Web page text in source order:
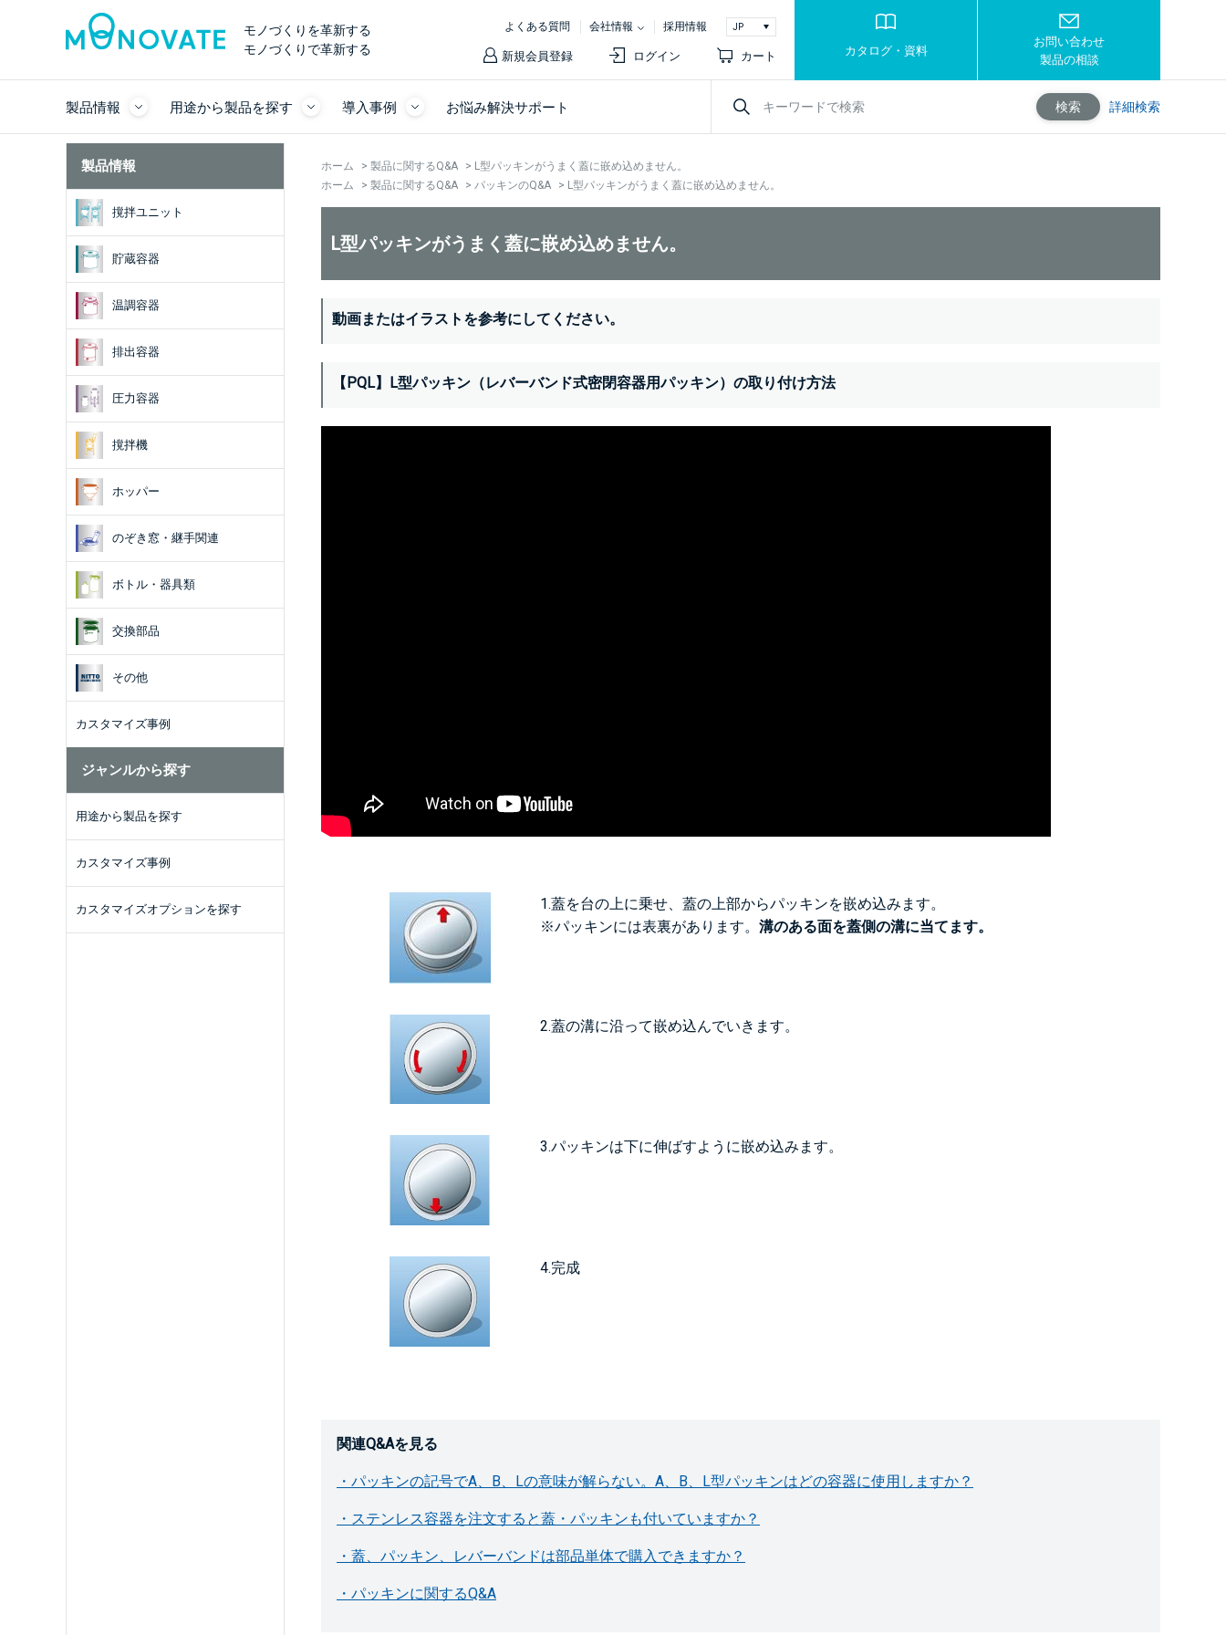
モノづくりを革新する
モノづくりで革新する
よくある質問 会社情報 採用情報
新規会員登録 ログイン カート カタログ・資料
お問い合わせ
製品の相談
製品情報 用途から製品を探す 導入事例 お悩み解決サポート 検索 詳細検索
製品情報
撹拌ユニット
貯蔵容器
温調容器
排出容器
圧力容器
撹拌機
ホッパー
のぞき窓・継手関連
ボトル・器具類
交換部品
その他
カスタマイズ事例
ジャンルから探す
用途から製品を探す
カスタマイズ事例
カスタマイズオプションを探す
ホーム > 製品に関するQ&A > L型パッキンがうまく蓋に嵌め込めません。
ホーム
> 製品に関するQ&A > パッキンのQ&A > L型パッキンがうまく蓋に嵌め込めません。
L型パッキンがうまく蓋に嵌め込めません。
動画またはイラストを参考にしてください。
【PQL】L型パッキン（レバーバンド式密閉容器用パッキン）の取り付け方法
1.蓋を台の上に乗せ、蓋の上部からパッキンを嵌め込みます。
※パッキンには表裏があります。 溝のある面を蓋側の溝に当てます。
2.蓋の溝に沿って嵌め込んでいきます。
3.パッキンは下に伸ばすように嵌め込みます。
4.完成
関連Q&Aを見る
・パッキンの記号でA、B、Lの意味が解らない。A、B、L型パッキンはどの容器に使用しますか？
・ステンレス容器を注文すると蓋・パッキンも付いていますか？
・蓋、パッキン、レバーバンドは部品単体で購入できますか？
・パッキンに関するQ&A